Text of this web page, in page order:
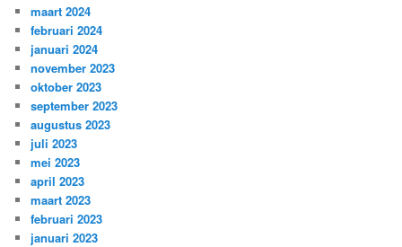
maart 2024
februari 2024
januari 2024
november 2023
oktober 2023
september 2023
augustus 2023
juli 2023
mei 2023
april 2023
maart 2023
februari 2023
januari 2023